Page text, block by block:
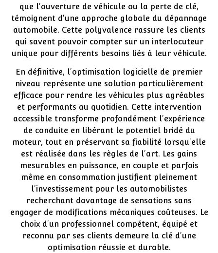
que l'ouverture de véhicule ou la perte de clé,
témoignent d'une approche globale du dépannage
automobile. Cette polyvalence rassure les clients
qui savent pouvoir compter sur un interlocuteur
unique pour différents besoins liés à leur véhicule.
En définitive, l'optimisation logicielle de premier
niveau représente une solution particulièrement
efficace pour rendre les véhicules plus agréables
et performants au quotidien. Cette intervention
accessible transforme profondément l'expérience
de conduite en libérant le potentiel bridé du
moteur, tout en préservant sa fiabilité lorsqu'elle
est réalisée dans les règles de l'art. Les gains
mesurables en puissance, en couple et parfois
même en consommation justifient pleinement
l'investissement pour les automobilistes
recherchant davantage de sensations sans
engager de modifications mécaniques coûteuses. Le
choix d'un professionnel compétent, équipé et
reconnu par ses clients demeure la clé d'une
optimisation réussie et durable.